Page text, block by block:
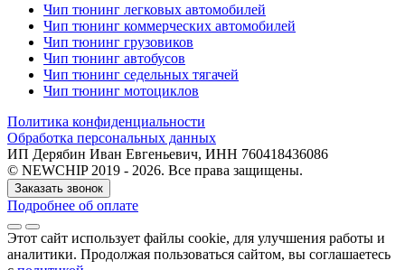
Чип тюнинг легковых автомобилей
Чип тюнинг коммерческих автомобилей
Чип тюнинг грузовиков
Чип тюнинг автобусов
Чип тюнинг седельных тягачей
Чип тюнинг мотоциклов
Политика конфиденциальности
Обработка персональных данных
ИП Дерябин Иван Евгеньевич, ИНН 760418436086
© NEWCHIP 2019 - 2026. Все права защищены.
Заказать звонок
Подробнее об оплате
Этот сайт использует файлы cookie, для улучшения работы и
аналитики. Продолжая пользоваться сайтом, вы соглашаетесь